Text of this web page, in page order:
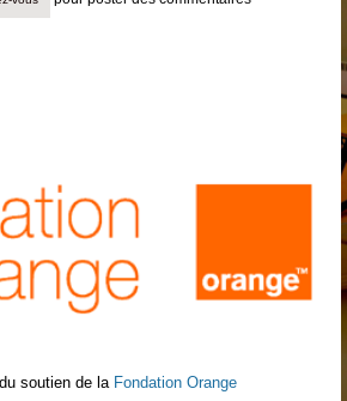
soutien de la Fondation Orange